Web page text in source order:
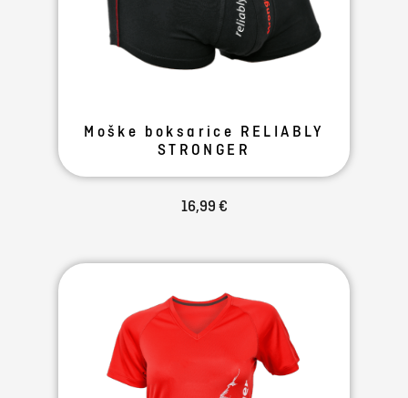
Moške boksarice RELIABLY
STRONGER
16,99 €